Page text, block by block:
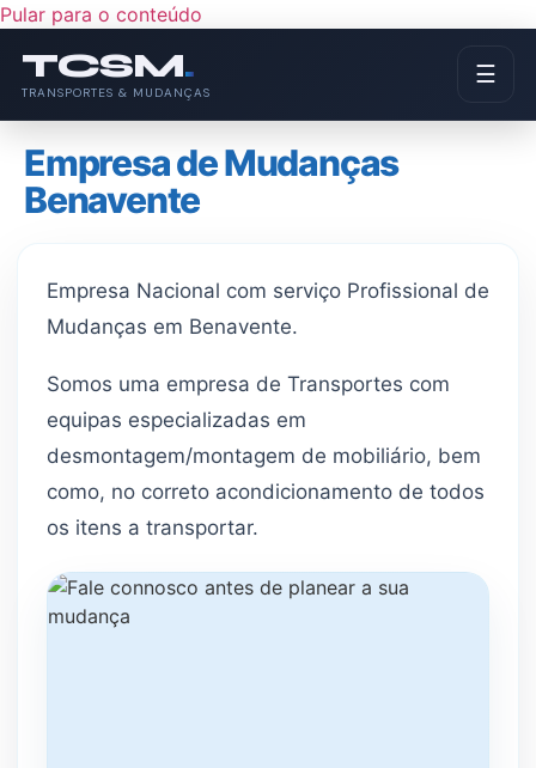
Pular para o conteúdo
TCSM.
TRANSPORTES & MUDANÇAS
☰
Empresa de Mudanças
Benavente
Empresa Nacional com serviço Profissional de
Mudanças em Benavente.
Somos uma empresa de Transportes com
equipas especializadas em
desmontagem/montagem de mobiliário, bem
como, no correto acondicionamento de todos
os itens a transportar.